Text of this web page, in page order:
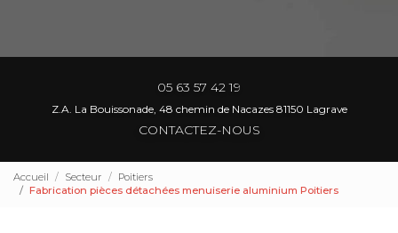
05 63 57 42 19
Z.A. La Bouissonade, 48 chemin de Nacazes 81150 Lagrave
CONTACTEZ-NOUS
Accueil Secteur
Poitiers
Fabrication pièces détachées menuiserie aluminium Poitiers